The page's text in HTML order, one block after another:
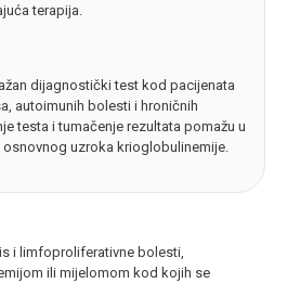
terapija.
dijagnostički test kod pacijenata
autoimunih bolesti i hroničnih
testa i tumačenje rezultata pomažu u
uzroka krioglobulinemije.
i limfoproliferativne bolesti,
ili mijelomom kod kojih se